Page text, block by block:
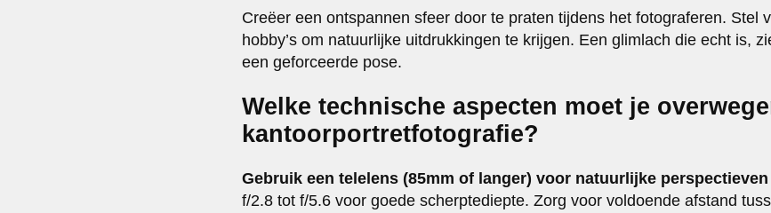
Creëer een ontspannen sfeer door te praten tijdens het fotograferen. Stel
hobby’s om natuurlijke uitdrukkingen te krijgen. Een glimlach die echt is,
een geforceerde pose.
Welke technische aspecten moet je
kantoorportretfotografie?
Gebruik een telelens (85mm of langer) voor natuurlijke perspectieven
f/2.8 tot f/5.6 voor goede scherptediepte. Zorg voor voldoende afstand